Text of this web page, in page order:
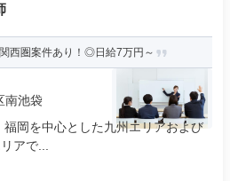
西圏案件あり！◎日給7万円～
南池袋
岡を中心とした九州エリアおよび
アで...